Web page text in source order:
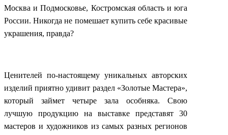
Москва и Подмосковье, Костромская область и юга
России. Никогда не помешает купить себе красивые
украшения, правда?
Ценителей по-настоящему уникальных авторских
изделий приятно удивит раздел «Золотые Мастера»,
который займет четыре зала особняка. Свою
лучшую продукцию на выставке представят 30
мастеров и художников из самых разных регионов